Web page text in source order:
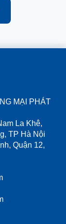
MẠI PHÁT
La Khê,
TP Hà Nội
Quận 12,